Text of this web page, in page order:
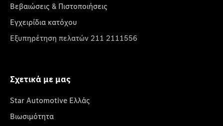
Βεβαιώσεις & Πιστοποιήσεις
Εγχειρίδια κατόχου
Εξυπηρέτηση πελατών 211 2111556
Σχετικά με μας
Star Automotive Ελλάς
Βιωσιμότητα